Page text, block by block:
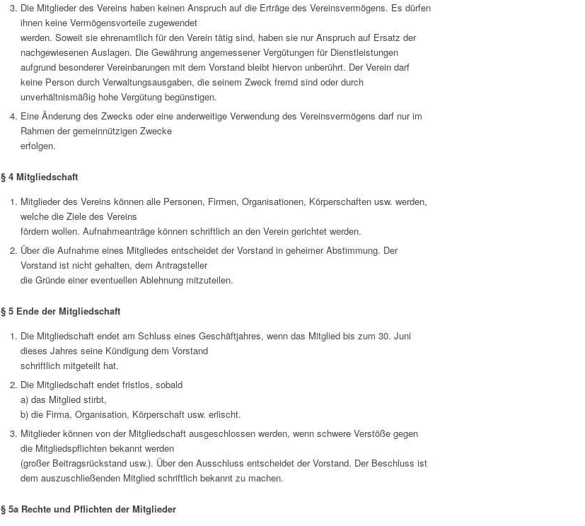
Die Mitglieder des Vereins haben keinen Anspruch auf die Erträge des Vereinsvermögens. Es dürfen
ihnen keine Vermögensvorteile zugewendet
werden. Soweit sie ehrenamtlich für den Verein tätig sind, haben sie nur Anspruch auf Ersatz der
nachgewiesenen Auslagen. Die Gewährung angemessener Vergütungen für Dienstleistungen
aufgrund besonderer Vereinbarungen mit dem Vorstand bleibt hiervon unberührt. Der Verein darf
keine Person durch Verwaltungsausgaben, die seinem Zweck fremd sind oder durch
unverhältnismäßig hohe Vergütung begünstigen.
Eine Änderung des Zwecks oder eine anderweitige Verwendung des Vereinsvermögens darf nur im
Rahmen der gemeinnützigen Zwecke
erfolgen.
§ 4 Mitgliedschaft
Mitglieder des Vereins können alle Personen, Firmen, Organisationen, Körperschaften usw. werden,
welche die Ziele des Vereins
fördern wollen. Aufnahmeanträge können schriftlich an den Verein gerichtet werden.
Über die Aufnahme eines Mitgliedes entscheidet der Vorstand in geheimer Abstimmung. Der
Vorstand ist nicht gehalten, dem Antragsteller
die Gründe einer eventuellen Ablehnung mitzuteilen.
§ 5 Ende der Mitgliedschaft
Die Mitgliedschaft endet am Schluss eines Geschäftjahres, wenn das Mitglied bis zum 30. Juni
dieses Jahres seine Kündigung dem Vorstand
schriftlich mitgeteilt hat.
Die Mitgliedschaft endet fristlos, sobald
a) das Mitglied stirbt,
b) die Firma, Organisation, Körperschaft usw. erlischt.
Mitglieder können von der Mitgliedschaft ausgeschlossen werden, wenn schwere Verstöße gegen
die Mitgliedspflichten bekannt werden
(großer Beitragsrückstand usw.). Über den Ausschluss entscheidet der Vorstand. Der Beschluss ist
dem auszuschließenden Mitglied schriftlich bekannt zu machen.
§ 5a Rechte und Pflichten der Mitglieder